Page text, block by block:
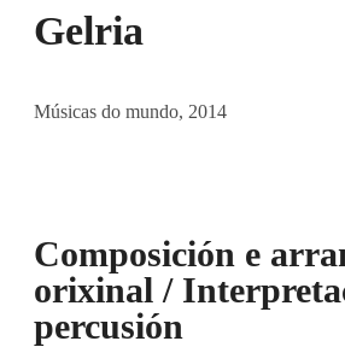
Gelria
Músicas do mundo, 2014
Composición e
orixinal /
percusión